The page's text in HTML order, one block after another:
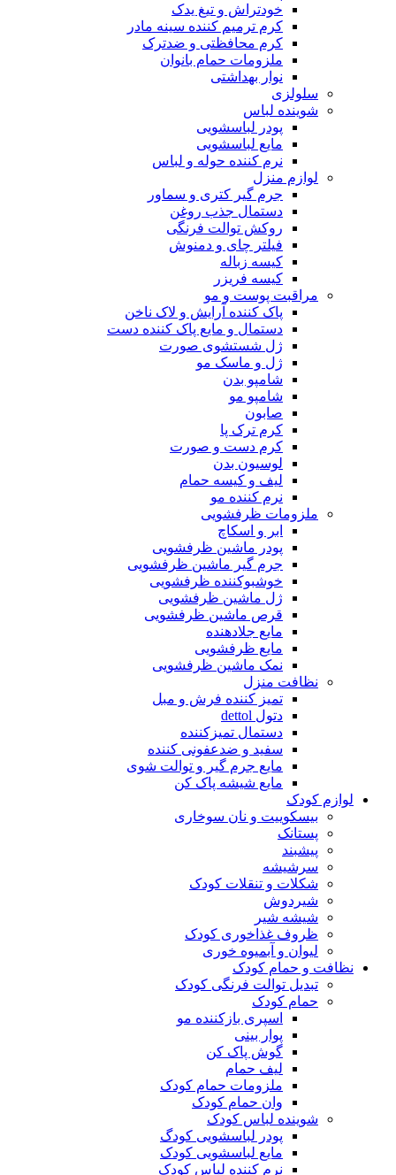
خودتراش و تیغ یدک
کرم ترمیم کننده سینه مادر
کرم محافظتی و ضدترک
ملزومات حمام بانوان
نوار بهداشتی
سلولزی
شوینده لباس
پودر لباسشویی
مایع لباسشویی
نرم کننده حوله و لباس
لوازم منزل
جرم گیر کتری و سماور
دستمال جذب روغن
روکش توالت فرنگی
فیلتر چای و دمنوش
کیسه زباله
کیسه فریزر
مراقبت پوست و مو
پاک کننده آرایش و لاک ناخن
دستمال و مایع پاک کننده دست
ژل شستشوی صورت
ژل و ماسک مو
شامپو بدن
شامپو مو
صابون
کرم ترک پا
کرم دست و صورت
لوسیون بدن
لیف و کیسه حمام
نرم کننده مو
ملزومات ظرفشویی
ابر و اسکاچ
پودر ماشین ظرفشویی
جرم گیر ماشین ظرفشویی
خوشبوکننده ظرفشویی
ژل ماشین ظرفشویی
قرص ماشین ظرفشویی
مایع جلادهنده
مایع ظرفشویی
نمک ماشین ظرفشویی
نظافت منزل
تمیز کننده فرش و مبل
دتول dettol
دستمال تمیزکننده
سفید و ضدعفونی کننده
مایع جرم گیر و توالت شوی
مایع شیشه پاک کن
لوازم کودک
بیسکوییت و نان سوخاری
پستانک
پیشبند
سرشیشه
شکلات و تنقلات کودک
شیردوش
شیشه شیر
ظروف غذاخوری کودک
لیوان و آبمیوه خوری
نظافت و حمام کودک
تبدیل توالت فرنگی کودک
حمام کودک
اسپری بازکننده مو
پوار بینی
گوش پاک کن
لیف حمام
ملزومات حمام کودک
وان حمام کودک
شوینده لباس کودک
پودر لباسشویی کودگ
مایع لباسشویی کودک
نرم کننده لباس کودک